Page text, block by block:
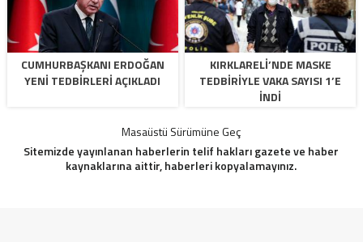
CUMHURBAŞKANI ERDOĞAN
YENI TEDBIRLERI AÇIKLADI
KIRKLARELI’NDE MASKE
TEDBIRIYLE VAKA SAYISI 1’E
INDI
Masaüstü Sürümüne Geç
Sitemizde yayınlanan haberlerin telif hakları gazete ve haber
kaynaklarına aittir, haberleri kopyalamayınız.